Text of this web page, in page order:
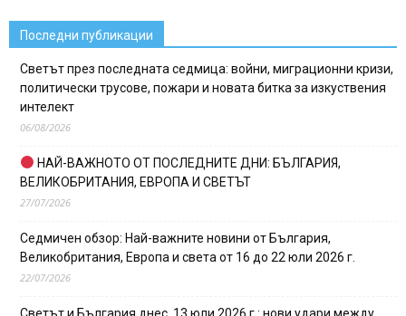
Последни публикации
Светът през последната седмица: войни, миграционни кризи,
политически трусове, пожари и новата битка за изкуствения
интелект
06/08/2026
НАЙ-ВАЖНОТО ОТ ПОСЛЕДНИТЕ ДНИ: БЪЛГАРИЯ,
ВЕЛИКОБРИТАНИЯ, ЕВРОПА И СВЕТЪТ
27/07/2026
Седмичен обзор: Най-важните новини от България,
Великобритания, Европа и света от 16 до 22 юли 2026 г.
22/07/2026
Светът и България днес, 13 юли 2026 г.: нови удари между